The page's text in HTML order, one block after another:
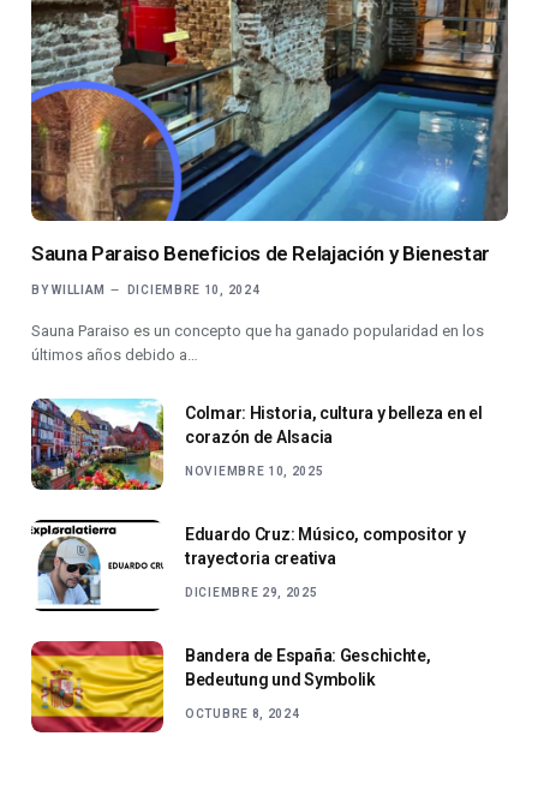
Sauna Paraiso Beneficios de Relajación y Bienestar
BY WILLIAM DICIEMBRE 10, 2024
Sauna Paraiso es un concepto que ha ganado popularidad en los
últimos años debido a…
Colmar: Historia, cultura y belleza en el
corazón de Alsacia
NOVIEMBRE 10, 2025
Eduardo Cruz: Músico, compositor y
trayectoria creativa
DICIEMBRE 29, 2025
Bandera de España: Geschichte,
Bedeutung und Symbolik
OCTUBRE 8, 2024